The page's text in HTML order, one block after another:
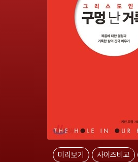
미리보기 사이즈비교